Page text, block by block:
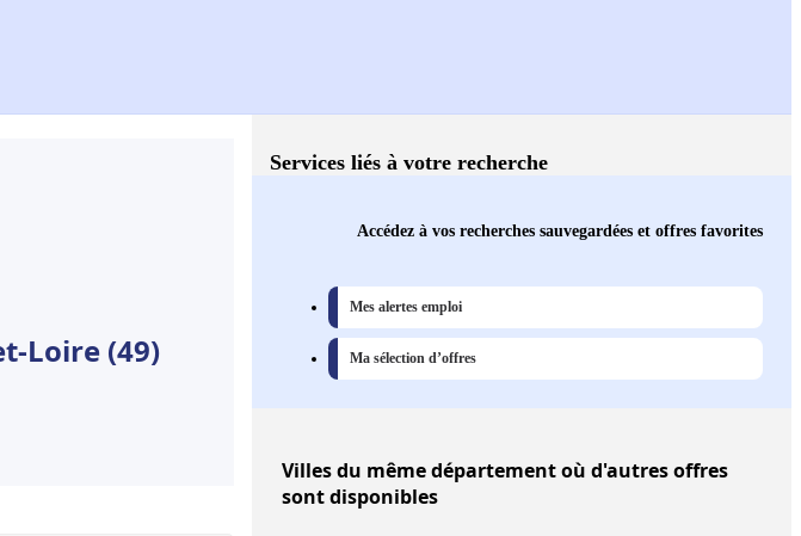
Loire (49)
Services liés à votre recherche
Accédez à vos recherches sauvegardées et offres favorites
Mes alertes emploi
Ma sélection d’offres
Villesdu même département où d'autres offres
sont disponibles